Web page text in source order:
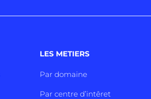
LES METIERS
Par domaine
Par centre d’intêret